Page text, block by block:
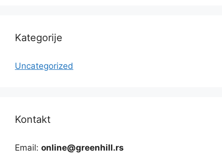
Kategorije
Uncategorized
Kontakt
Email: online@greenhill.rs